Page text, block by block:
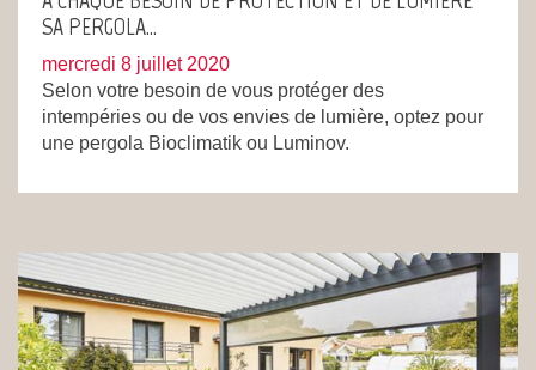
SA PERGOLA...
mercredi 8 juillet 2020
Selon votre besoin de vous protéger des
intempéries ou de vos envies de lumière, optez pour
une pergola Bioclimatik ou Luminov.